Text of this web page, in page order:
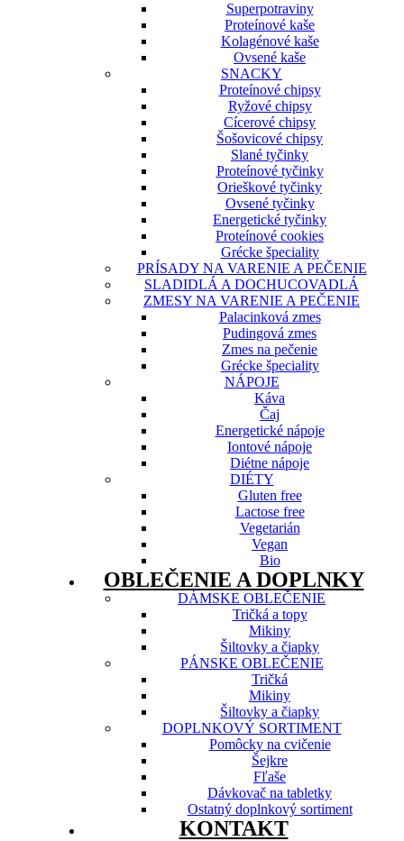
Superpotraviny
Proteínové kaše
Kolagénové kaše
Ovsené kaše
SNACKY
Proteínové chipsy
Ryžové chipsy
Cícerové chipsy
Šošovicové chipsy
Slané tyčinky
Proteínové tyčinky
Orieškové tyčinky
Ovsené tyčinky
Energetické tyčinky
Proteínové cookies
Grécke špeciality
PRÍSADY NA VARENIE A PEČENIE
SLADIDLÁ A DOCHUCOVADLÁ
ZMESY NA VARENIE A PEČENIE
Palacinková zmes
Pudingová zmes
Zmes na pečenie
Grécke špeciality
NÁPOJE
Káva
Čaj
Energetické nápoje
Iontové nápoje
Diétne nápoje
DIÉTY
Gluten free
Lactose free
Vegetarián
Vegan
Bio
OBLEČENIE A DOPLNKY
DÁMSKE OBLEČENIE
Tričká a topy
Mikiny
Šiltovky a čiapky
PÁNSKE OBLEČENIE
Tričká
Mikiny
Šiltovky a čiapky
DOPLNKOVÝ SORTIMENT
Pomôcky na cvičenie
Šejkre
Fľaše
Dávkovač na tabletky
Ostatný doplnkový sortiment
KONTAKT